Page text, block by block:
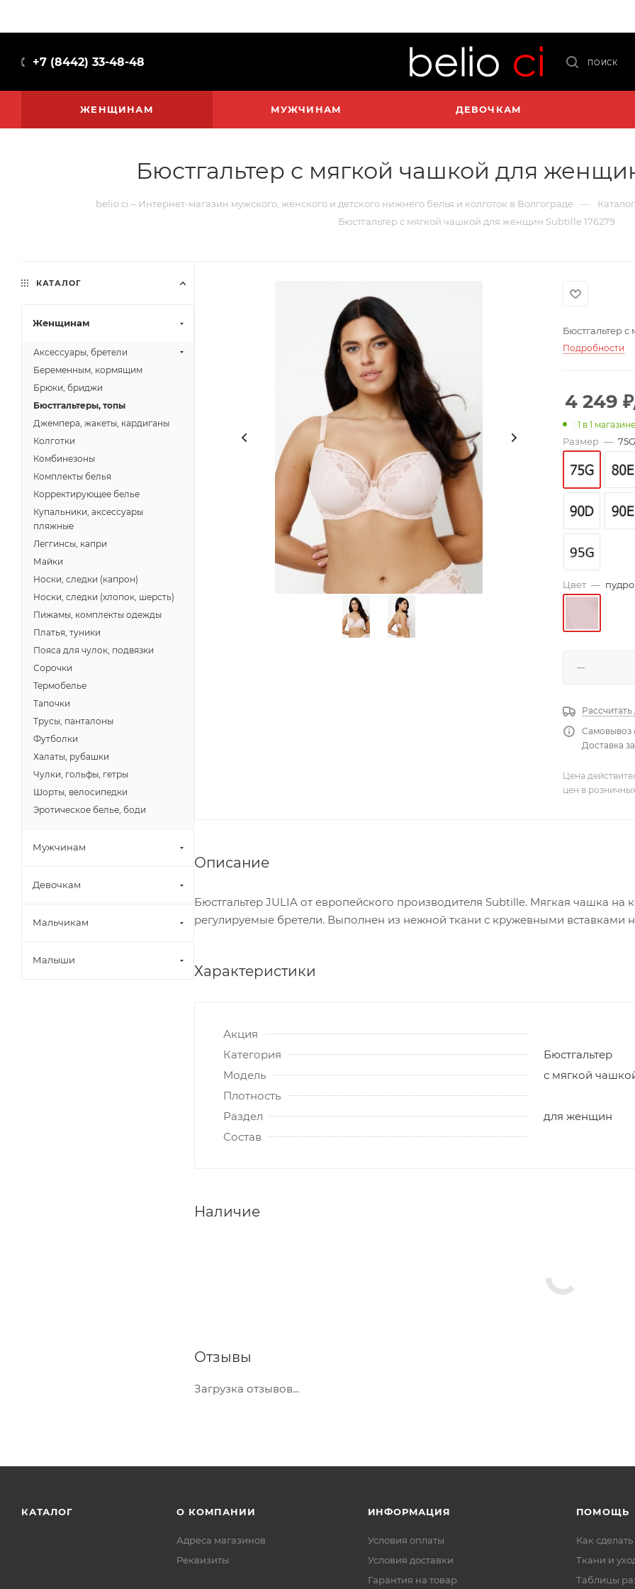
+7 (8442) 33-48-48 ПОИСК
ЖЕНЩИНАМ МУЖЧИНАМ ДЕВОЧКАМ
Бюстгальтер с мягкой чашкой для
belio ci – Интернет-магазин мужского, женского и детского нижнего белья и колготок в Волгограде —
Каталог
Бюстгальтер с мягкой чашкой для женщин Subtille 176279
Бюстгальтер
Подробности
4 249 ₽
: 1 в 1 магазине
Размер — 75G
Цвет —
Рассчитать
Самовывоз
Доставка
Цена
цен в
Описание
Бюстгальтер JULIA от европейского производителя Subtille. Мягкая чашка на
регулируемые бретели. Выполнен из нежной ткани с кружевными вставками
Характеристики
Акция
Категория
Бюстгальтер
Модель
с мягкой
Плотность
Раздел
для женщин
Состав
Наличие
Отзывы
Загрузка отзывов...
КАТАЛОГ
Женщинам
Аксессуары, бретели
Беременным, кормящим
Брюки, бриджи
Бюстгальтеры, топы
Джемпера, жакеты, кардиганы
Колготки
Комбинезоны
Комплекты белья
Корректирующее белье
Купальники, аксессуары
пляжные
Леггинсы, капри
Майки
Носки, следки (капрон)
Носки, следки (хлопок, шерсть)
Пижамы, комплекты одежды
Платья, туники
Пояса для чулок, подвязки
Сорочки
Термобелье
Тапочки
Трусы, панталоны
Футболки
Халаты, рубашки
Чулки, гольфы, гетры
Шорты, велосипедки
Эротическое белье, боди
Мужчинам
Девочкам
Мальчикам
Малыши
КАТАЛОГ О КОМПАНИИ
Адреса магазинов
Реквизиты
ИНФОРМАЦИЯ
Условия оплаты
Условия доставки
Гарантия на товар
ПОМОЩЬ
Как сделать
Ткани и
Таблицы